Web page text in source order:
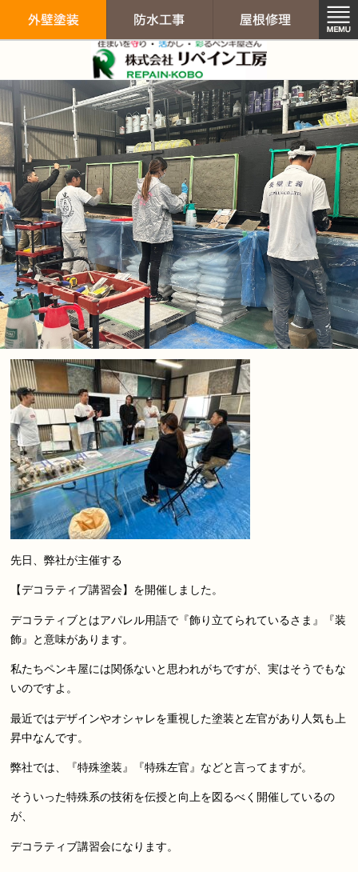
外壁塗装 防水工事 屋根
リペイン工房
先日、弊社が主催する
【デコラティブ講習会】を開催しました。
デコラティブとはアパレル用語で『飾り立てられているさま』『装
飾』と意味があります。
私たちペンキ屋には関係ないと思われがちですが、実はそうでもな
いのですよ。
最近ではデザインやオシャレを重視した塗装と左官があり人気も上
昇中なんです。
弊社では、『特殊塗装』『特殊左官』などと言ってますが。
そういった特殊系の技術を伝授と向上を図るべく開催しているの
が、
デコラティブ講習会になります。